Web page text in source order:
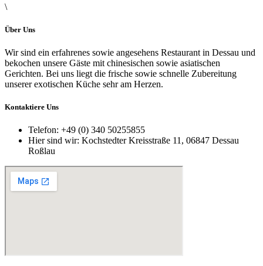
\
Über Uns
Wir sind ein erfahrenes sowie angesehens Restaurant in Dessau und
bekochen unsere Gäste mit chinesischen sowie asiatischen
Gerichten. Bei uns liegt die frische sowie schnelle Zubereitung
unserer exotischen Küche sehr am Herzen.
Kontaktiere Uns
Telefon: +49 (0) 340 50255855
Hier sind wir: Kochstedter Kreisstraße 11, 06847 Dessau
Roßlau